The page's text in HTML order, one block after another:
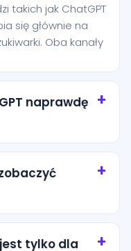
takich jak ChatGPT
się głównie na
Oba kanały
naprawdę
o wysokiej
AI o rekomendację
niż osoba, która
wyszukiwania.
się po kilku
Trwalsze
tylko dla